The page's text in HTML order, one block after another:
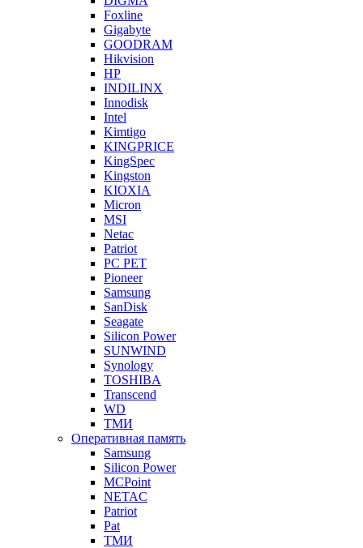
Foxline
Gigabyte
GOODRAM
Hikvision
HP
INDILINX
Innodisk
Intel
Kimtigo
KINGPRICE
KingSpec
Kingston
KIOXIA
Micron
MSI
Netac
Patriot
PC PET
Pioneer
Samsung
SanDisk
Seagate
Silicon Power
SUNWIND
Synology
TOSHIBA
Transcend
WD
ТМИ
Оперативная память
Samsung
Silicon Power
MCPoint
NETAC
Patriot
Pat
ТМИ